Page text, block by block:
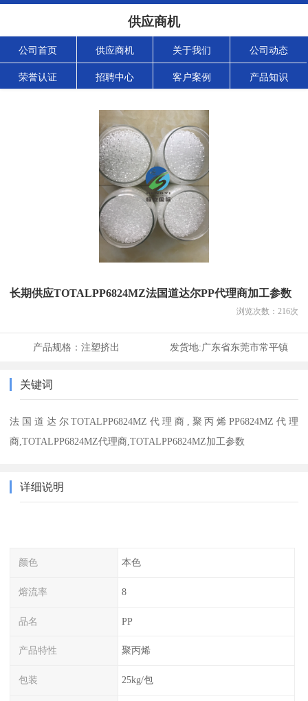
供应商机
公司首页 供应商机 关于我们 公司动态
荣誉认证 招聘中心 客户案例 产品知识
长期供应TOTALPP6824MZ法国道达尔PP代理商加工参数
浏览次数： 216次
产品规格： 注塑挤出 发货地:广东省东莞市常平镇
关键词
法国道达尔TOTALPP6824MZ代理商,聚丙烯PP6824MZ代理
商,TOTALPP6824MZ代理商,TOTALPP6824MZ加工参数
详细说明
颜色 本色
熔流率 8
品名 PP
产品特性 聚丙烯
包装 25kg/包